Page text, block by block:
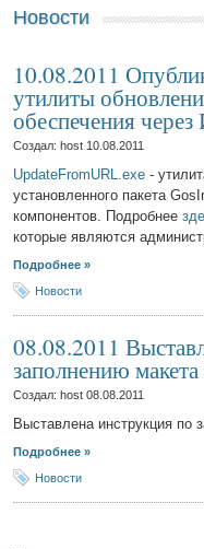
Новости
10.08.2011
утилиты
обеспечения через
Создал: host 10.08.2011
UpdateFromURL.exe-
установленного пакета
компонентов. Подробнее
которые являются
Подробнее »
Новости
08.08.2011
заполнению
Создал: host 08.08.2011
Выставлена инструкция по
Подробнее »
Новости